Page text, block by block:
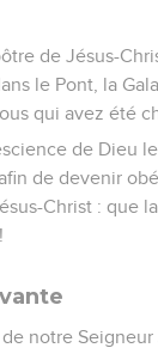
de Jésus-
le Pont, la
qui avez été
de Dieu
de devenir
Christ : que
notre Seigneur